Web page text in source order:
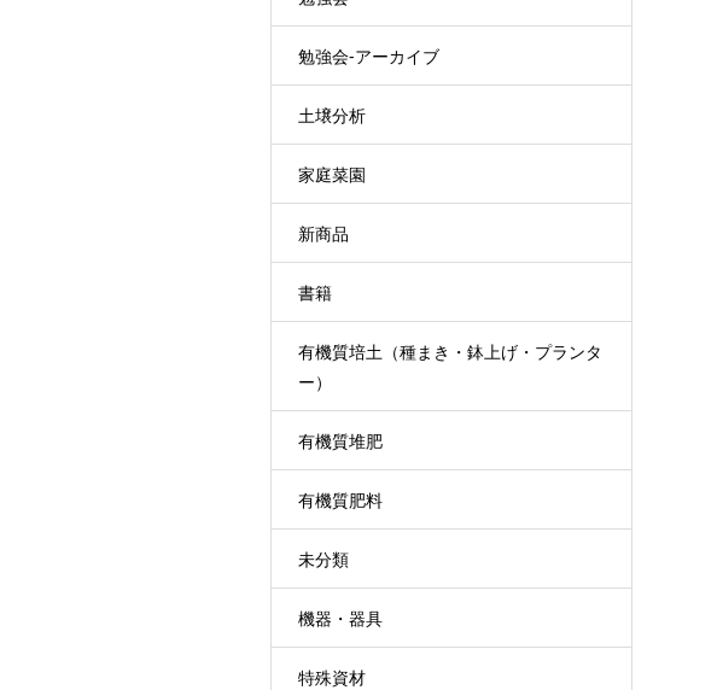
勉強会-アーカイブ
土壌分析
家庭菜園
新商品
書籍
有機質培土（種まき・鉢上げ・プランタ
ー）
有機質堆肥
有機質肥料
未分類
機器・器具
特殊資材